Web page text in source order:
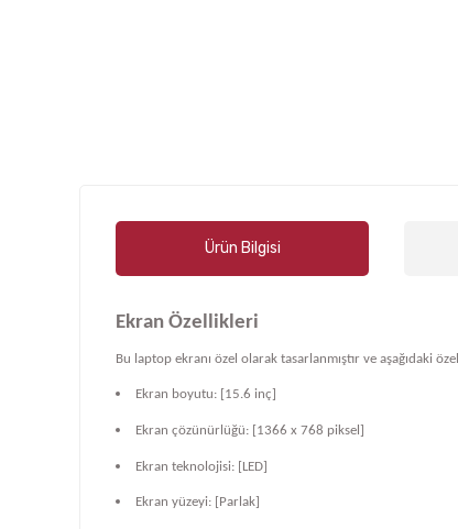
Ürün Bilgisi
Ekran Özellikleri
Bu laptop ekranı özel olarak tasarlanmıştır ve aşağıdaki
Ekran boyutu: [15.6 inç]
Ekran çözünürlüğü: [1366 x 768 piksel]
Ekran teknolojisi: [LED]
Ekran yüzeyi: [Parlak]